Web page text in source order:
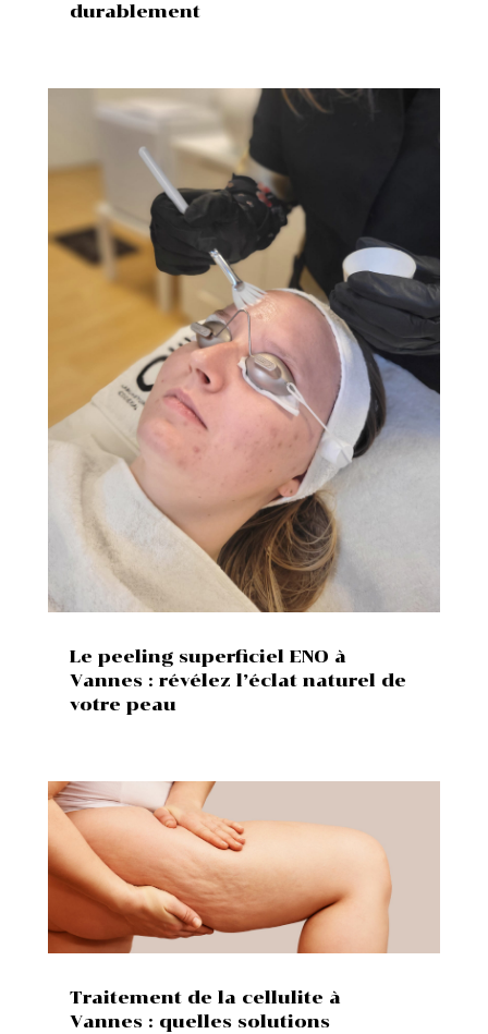
durablement
Le peeling superficiel ENO à
Vannes : révélez l’éclat naturel de
votre peau
Traitement de la cellulite à
Vannes : quelles solutions